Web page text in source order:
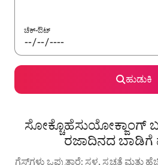
ಚೆಕ್-ಔಟ್
ಹುಡುಕಿ
ರಜಾದಿನದ ಬಾಡಿಗೆ
ಗೆಸ್ಟ್‌ಗಳು ಒಪ್ಪುತ್ತಾರೆ: ಸ್ಥಳ, ಸ್ವಚ್ಛತೆ ಮತ್ತು